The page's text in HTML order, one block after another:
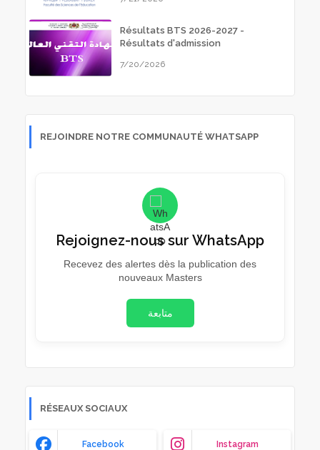
Résultats BTS 2026-2027 -
Résultats d'admission
7/20/2026
REJOINDRE NOTRE COMMUNAUTÉ WHATSAPP
Rejoignez-nous sur WhatsApp
Recevez des alertes dès la publication des
nouveaux Masters
متابعة
RÉSEAUX SOCIAUX
Facebook Instagram